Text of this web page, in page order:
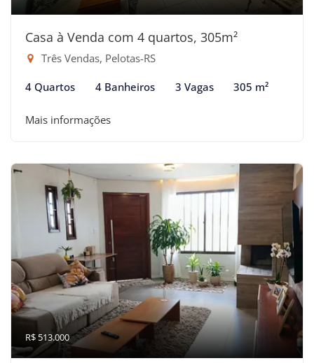
Casa à Venda com 4 quartos, 305m²
Três Vendas, Pelotas-RS
4 Quartos 4 Banheiros 3 Vagas 305 m²
Mais informações
R$ 513.000